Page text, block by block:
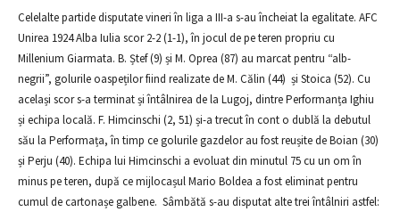
Celelalte partide disputate vineri în liga a III-a s-au încheiat la egalitate. AFC
Unirea 1924 Alba Iulia scor 2-2 (1-1), în jocul de pe teren propriu cu
Millenium Giarmata. B. Ștef (9) și M. Oprea (87) au marcat pentru “alb-
negrii”, golurile oaspeților fiind realizate de M. Călin (44) și Stoica (52). Cu
același scor s-a terminat și întâlnirea de la Lugoj, dintre Performanța Ighiu
și echipa locală. F. Himcinschi (2, 51) și-a trecut în cont o dublă la debutul
său la Performața, în timp ce golurile gazdelor au fost reușite de Boian (30)
și Perju (40). Echipa lui Himcinschi a evoluat din minutul 75 cu un om în
minus pe teren, după ce mijlocașul Mario Boldea a fost eliminat pentru
cumul de cartonașe galbene. Sâmbătă s-au disputat alte trei întâlniri astfel: